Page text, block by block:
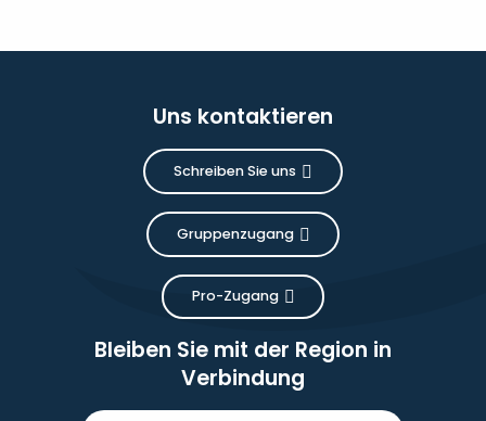
Uns kontaktieren
Schreiben Sie uns
Gruppenzugang
Pro-Zugang
Bleiben Sie mit der Region in
Verbindung